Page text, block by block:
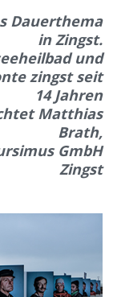
Dauerthema
in Zingst.
und
zingst seit
14 Jahren
Matthias
Brath,
GmbH
Zingst